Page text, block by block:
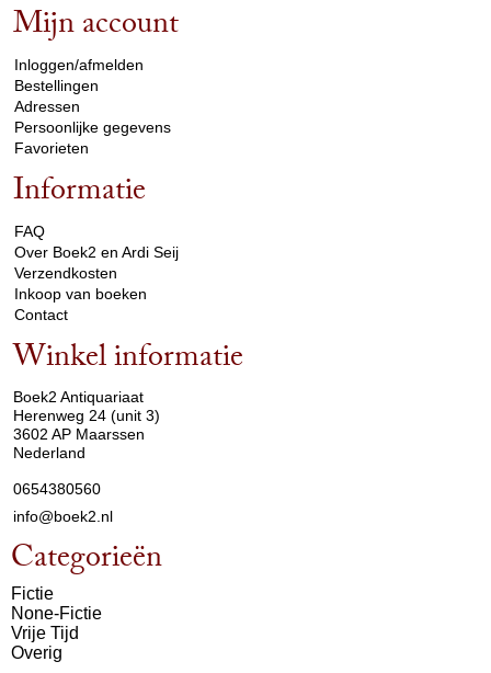
Mijn account
Inloggen/afmelden
Bestellingen
Adressen
Persoonlijke gegevens
Favorieten
Informatie
FAQ
Over Boek2 en Ardi Seij
Verzendkosten
Inkoop van boeken
Contact
Winkel informatie
Boek2 Antiquariaat
Herenweg 24 (unit 3)
3602 AP Maarssen
Nederland
0654380560
info@boek2.nl
Categorieën
Fictie
None-Fictie
Vrije Tijd
Overig